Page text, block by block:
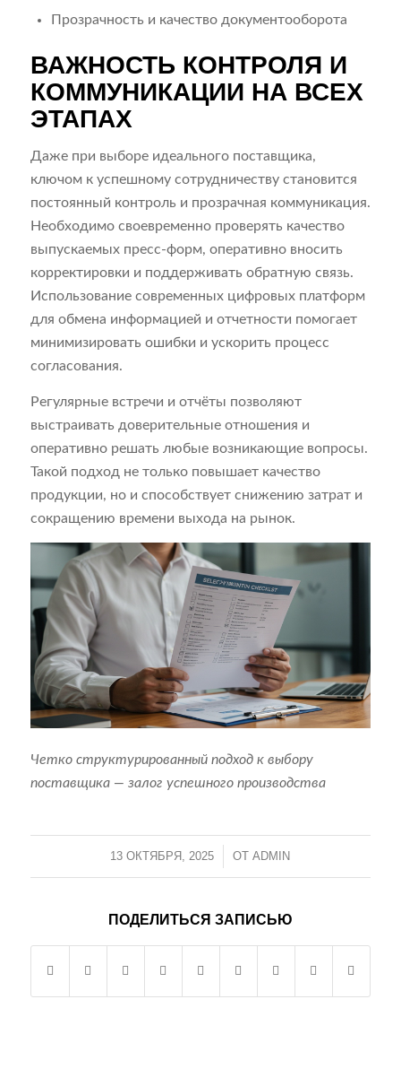
Прозрачность и качество документооборота
ВАЖНОСТЬ КОНТРОЛЯ И
КОММУНИКАЦИИ НА ВСЕХ
ЭТАПАХ
Даже при выборе идеального поставщика,
ключом к успешному сотрудничеству становится
постоянный контроль и прозрачная коммуникация.
Необходимо своевременно проверять качество
выпускаемых пресс-форм, оперативно вносить
корректировки и поддерживать обратную связь.
Использование современных цифровых платформ
для обмена информацией и отчетности помогает
минимизировать ошибки и ускорить процесс
согласования.
Регулярные встречи и отчёты позволяют
выстраивать доверительные отношения и
оперативно решать любые возникающие вопросы.
Такой подход не только повышает качество
продукции, но и способствует снижению затрат и
сокращению времени выхода на рынок.
Четко структурированный подход к выбору
поставщика — залог успешного производства
13 ОКТЯБРЯ, 2025
/ ОТADMIN
ПОДЕЛИТЬСЯ ЗАПИСЬЮ